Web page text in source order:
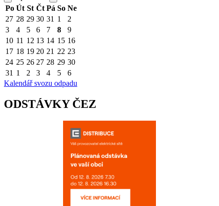
Po Út St Čt Pá So Ne
27 28 29 30 31 1
2
3
4 5 6 7 8
9
10 11 12 13 14 15 16
17 18 19 20 21 22 23
24 25 26 27 28 29 30
31 1 2 3 4 5
6
Kalendář svozu odpadu
ODSTÁVKY ČEZ